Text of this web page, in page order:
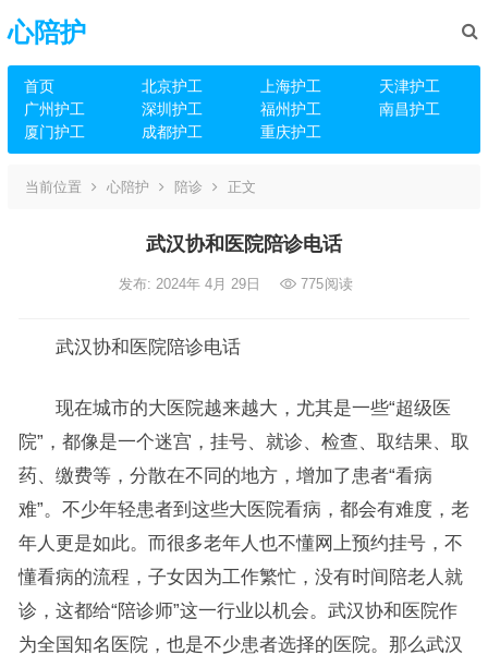
心陪护
首页 北京护工 上海护工
天津护工
广州护工
深圳护工 福州护工
南昌护工
厦门护工
成都护工 重庆护工
当前位置 心陪护 陪诊 正文
武汉协和医院陪诊电话
发布: 2024年 4月 29日 775阅读
武汉协和医院陪诊电话
现在城市的大医院越来越大，尤其是一些“超级医
院”，都像是一个迷宫，挂号、就诊、检查、取结果、取
药、缴费等，分散在不同的地方，增加了患者“看病
难”。不少年轻患者到这些大医院看病，都会有难度，老
年人更是如此。而很多老年人也不懂网上预约挂号，不
懂看病的流程，子女因为工作繁忙，没有时间陪老人就
诊，这都给“陪诊师”这一行业以机会。武汉协和医院作
为全国知名医院，也是不少患者选择的医院。那么武汉